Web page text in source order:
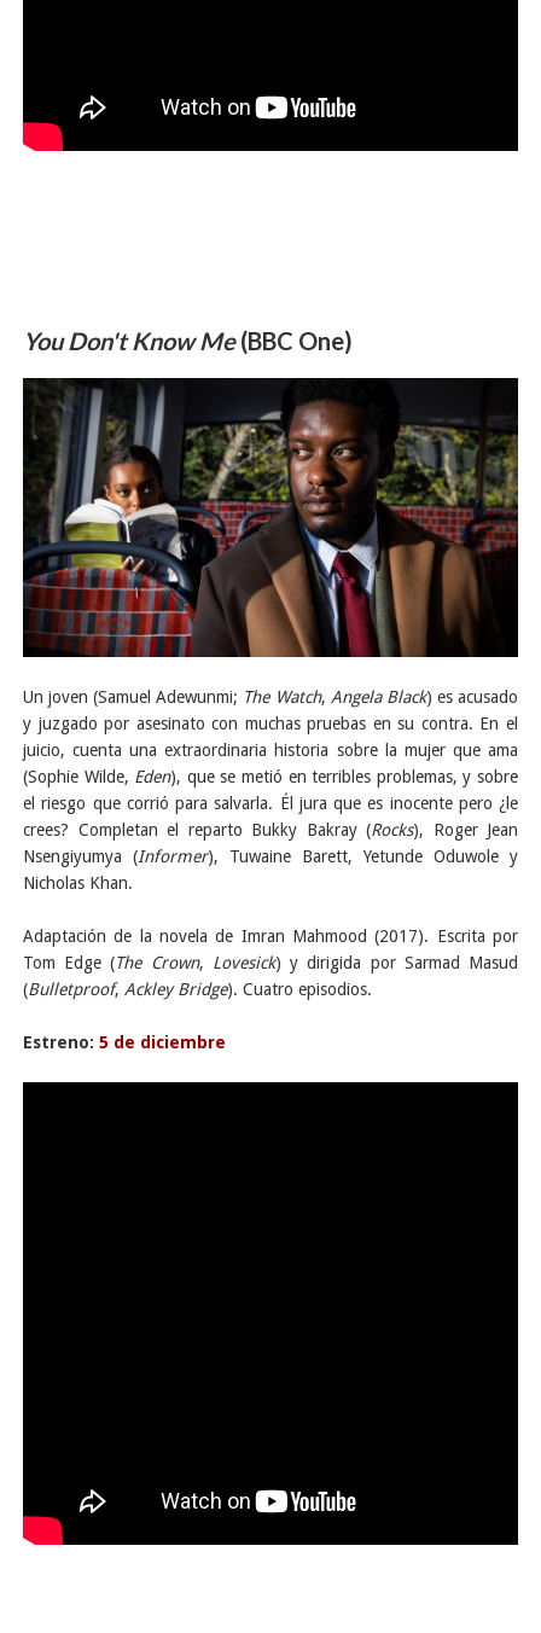
You Don't Know Me(BBC One)
Un joven (Samuel Adewunmi; The Watch, Angela Black) es acusado
y juzgado por asesinato con muchas pruebas en su contra. En el
juicio, cuenta una extraordinaria historia sobre la mujer que ama
(Sophie Wilde, Eden), que se metió en terribles problemas, y sobre
el riesgo que corrió para salvarla. Él jura que es inocente pero ¿le
crees? Completan el reparto Bukky Bakray (Rocks), Roger Jean
Nsengiyumya (Informer), Tuwaine Barett, Yetunde Oduwole y
Nicholas Khan.
Adaptación de la novela de Imran Mahmood (2017). Escrita por
Tom Edge (The Crown, Lovesick) y dirigida por Sarmad Masud
(Bulletproof, Ackley Bridge). Cuatro episodios.
Estreno: 5 de diciembre